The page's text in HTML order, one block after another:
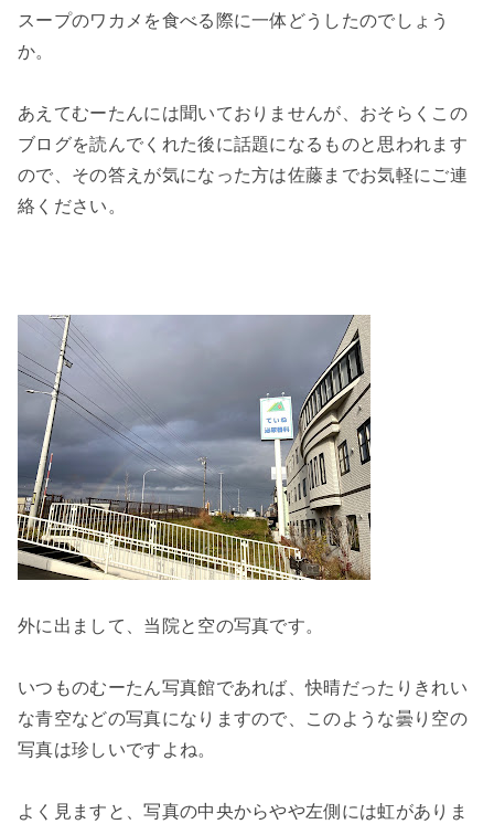
スープのワカメを食べる際に一体どうしたのでしょう
か。
あえてむーたんには聞いておりませんが、おそらくこの
ブログを読んでくれた後に話題になるものと思われます
ので、その答えが気になった方は佐藤までお気軽にご連
絡ください。
外に出まして、当院と空の写真です。
いつものむーたん写真館であれば、快晴だったりきれい
な青空などの写真になりますので、このような曇り空の
写真は珍しいですよね。
よく見ますと、写真の中央からやや左側には虹がありま